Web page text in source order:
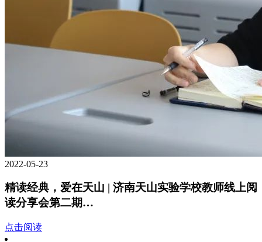
2022-05-23
精读经典，爱在天山 | 济南天山实验学校教师线上阅
读分享会第二期…
点击阅读